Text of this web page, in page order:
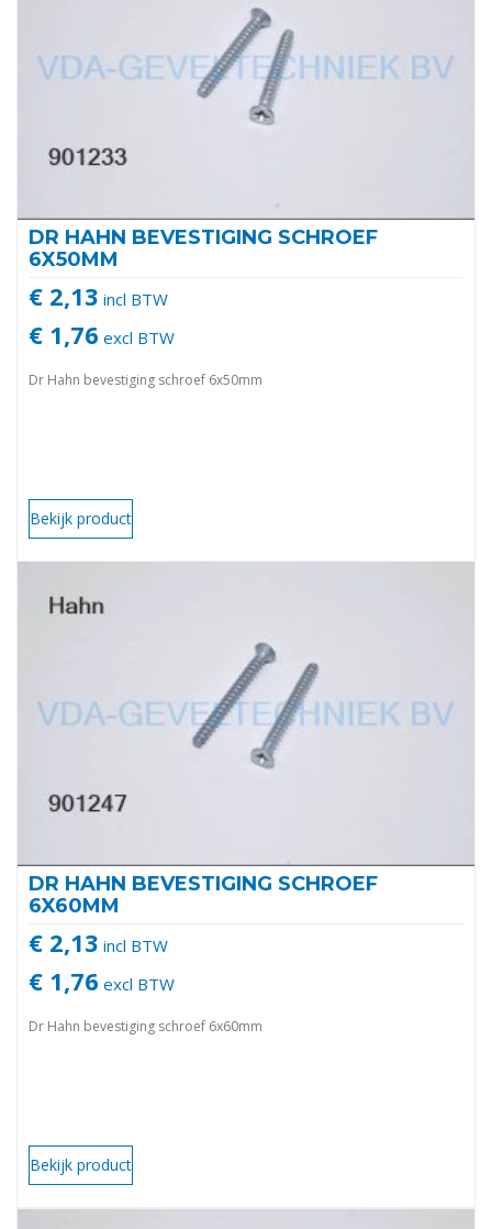
DR HAHN BEVESTIGING SCHROEF
6X50MM
€ 2,13 incl BTW
€ 1,76 excl BTW
Dr Hahn bevestiging schroef 6x50mm
Bekijk product
DR HAHN BEVESTIGING SCHROEF
6X60MM
€ 2,13 incl BTW
€ 1,76 excl BTW
Dr Hahn bevestiging schroef 6x60mm
Bekijk product